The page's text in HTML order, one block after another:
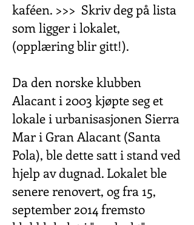
kaféen. >>> Skriv deg på lista
som ligger i lokalet,
(opplæring blir gitt!).
Da den norske klubben
Alacant i 2003 kjøpte seg et
lokale i urbanisasjonen Sierra
Mar i Gran Alacant (Santa
Pola), ble dette satt i stand ved
hjelp av dugnad. Lokalet ble
senere renovert, og fra 15,
september 2014 fremsto